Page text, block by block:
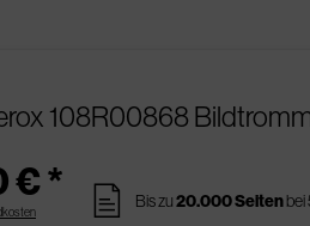
108R00868
€ * pages Bis zu20.000 Seiten